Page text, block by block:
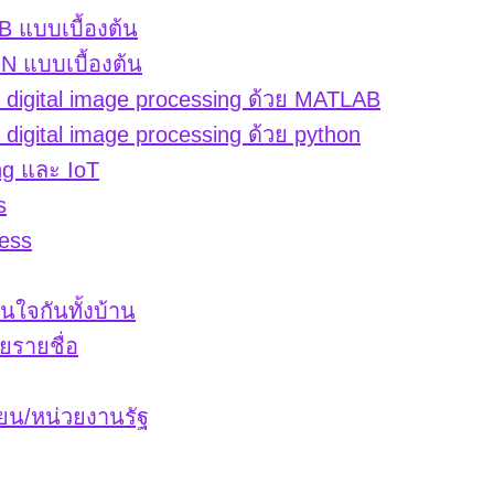
แบบเบื้องต้น
แบบเบื้องต้น
image processing ด้วย MATLAB
image processing ด้วย python
และ IoT
ใจกันทั้งบ้าน
รายชื่อ
น/หน่วยงานรัฐ